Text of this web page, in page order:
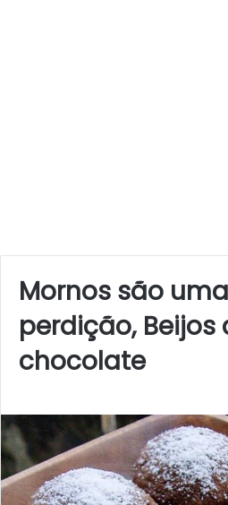
Mornos são
perdição, Beijos
chocolate